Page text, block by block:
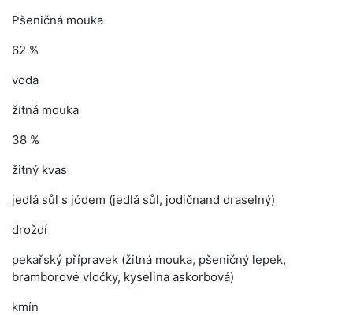
Pšeničná mouka
62 %
voda
žitná mouka
38 %
žitný kvas
jedlá sůl s jódem (jedlá sůl, jodičnand draselný)
droždí
pekařský přípravek (žitná mouka, pšeničný lepek,
bramborové vločky, kyselina askorbová)
kmín